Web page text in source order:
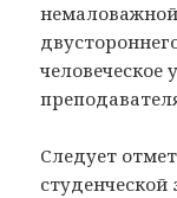
человеческое
Следует
студенческой